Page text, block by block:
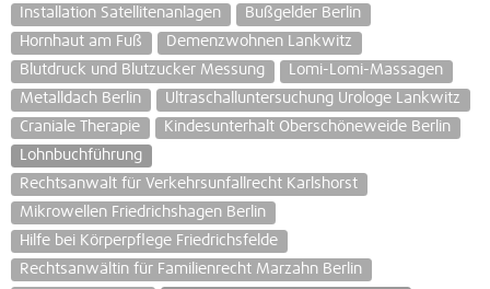
Installation Satellitenanlagen
Bußgelder Berlin
Hornhaut am Fuß
Demenzwohnen Lankwitz
Blutdruck und Blutzucker Messung
Lomi-Lomi-Massagen
Metalldach Berlin
Ultraschalluntersuchung Urologe Lankwitz
Craniale Therapie
Kindesunterhalt Oberschöneweide Berlin
Lohnbuchführung
Rechtsanwalt für Verkehrsunfallrecht Karlshorst
Mikrowellen Friedrichshagen Berlin
Hilfe bei Körperpflege Friedrichsfelde
Rechtsanwältin für Familienrecht Marzahn Berlin